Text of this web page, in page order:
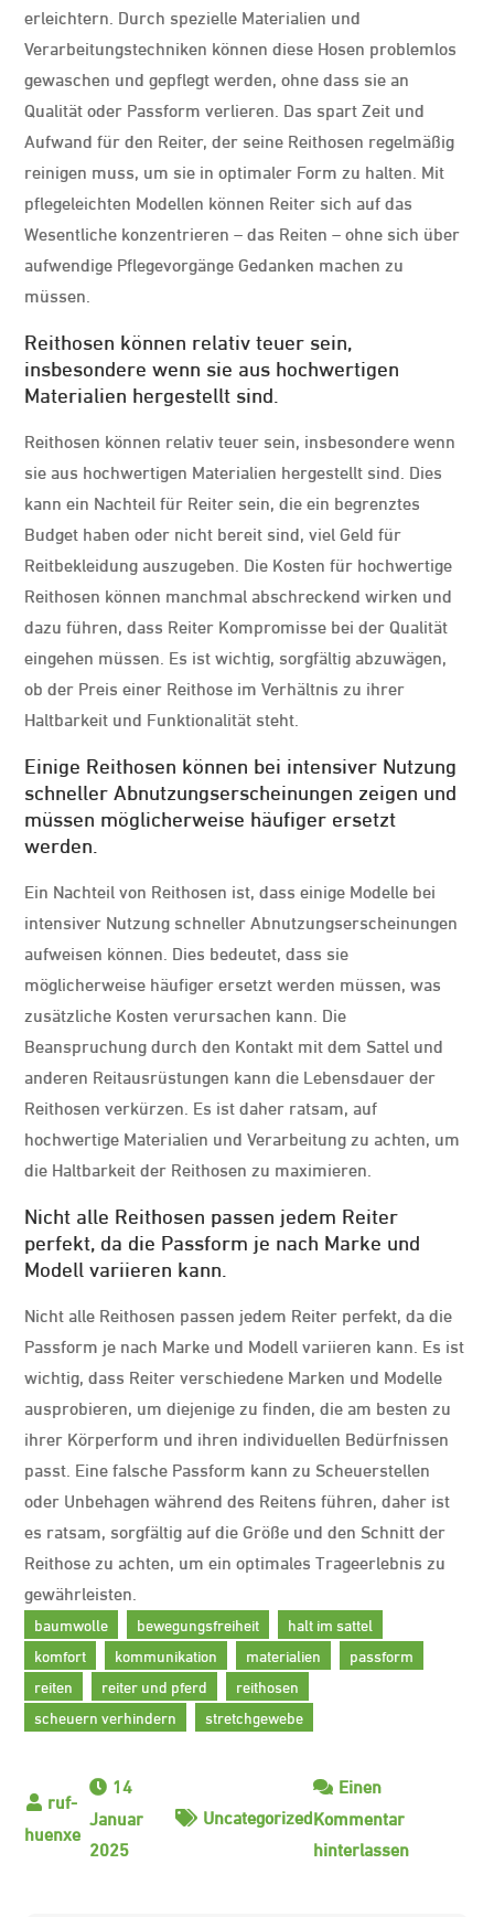
erleichtern. Durch spezielle Materialien und
Verarbeitungstechniken können diese Hosen problemlos
gewaschen und gepflegt werden, ohne dass sie an
Qualität oder Passform verlieren. Das spart Zeit und
Aufwand für den Reiter, der seine Reithosen regelmäßig
reinigen muss, um sie in optimaler Form zu halten. Mit
pflegeleichten Modellen können Reiter sich auf das
Wesentliche konzentrieren – das Reiten – ohne sich über
aufwendige Pflegevorgänge Gedanken machen zu
müssen.
Reithosen können relativ teuer sein,
insbesondere wenn sie aus hochwertigen
Materialien hergestellt sind.
Reithosen können relativ teuer sein, insbesondere wenn
sie aus hochwertigen Materialien hergestellt sind. Dies
kann ein Nachteil für Reiter sein, die ein begrenztes
Budget haben oder nicht bereit sind, viel Geld für
Reitbekleidung auszugeben. Die Kosten für hochwertige
Reithosen können manchmal abschreckend wirken und
dazu führen, dass Reiter Kompromisse bei der Qualität
eingehen müssen. Es ist wichtig, sorgfältig abzuwägen,
ob der Preis einer Reithose im Verhältnis zu ihrer
Haltbarkeit und Funktionalität steht.
Einige Reithosen können bei intensiver Nutzung
schneller Abnutzungserscheinungen zeigen und
müssen möglicherweise häufiger ersetzt
werden.
Ein Nachteil von Reithosen ist, dass einige Modelle bei
intensiver Nutzung schneller Abnutzungserscheinungen
aufweisen können. Dies bedeutet, dass sie
möglicherweise häufiger ersetzt werden müssen, was
zusätzliche Kosten verursachen kann. Die
Beanspruchung durch den Kontakt mit dem Sattel und
anderen Reitausrüstungen kann die Lebensdauer der
Reithosen verkürzen. Es ist daher ratsam, auf
hochwertige Materialien und Verarbeitung zu achten, um
die Haltbarkeit der Reithosen zu maximieren.
Nicht alle Reithosen passen jedem Reiter
perfekt, da die Passform je nach Marke und
Modell variieren kann.
Nicht alle Reithosen passen jedem Reiter perfekt, da die
Passform je nach Marke und Modell variieren kann. Es ist
wichtig, dass Reiter verschiedene Marken und Modelle
ausprobieren, um diejenige zu finden, die am besten zu
ihrer Körperform und ihren individuellen Bedürfnissen
passt. Eine falsche Passform kann zu Scheuerstellen
oder Unbehagen während des Reitens führen, daher ist
es ratsam, sorgfältig auf die Größe und den Schnitt der
Reithose zu achten, um ein optimales Trageerlebnis zu
gewährleisten.
baumwolle bewegungsfreiheit
halt im sattel
komfort
kommunikation materialien
passform
reiten
reiter und pferd
reithosen
scheuern verhindern
stretchgewebe
14
Januar
2025
Uncategorized
Einen
Kommentar
hinterlassenzu